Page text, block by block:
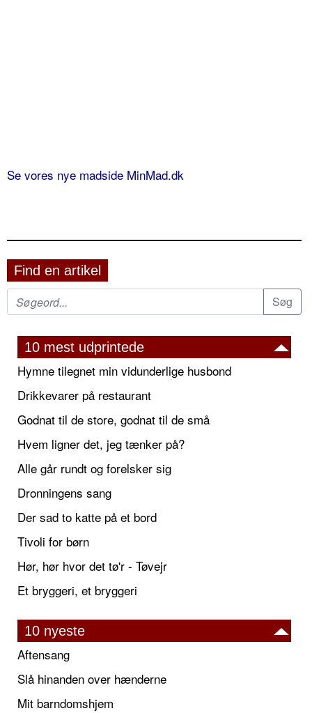
Se vores nye madside MinMad.dk
Find en artikel
10 mest udprintede
Hymne tilegnet min vidunderlige husbond
Drikkevarer på restaurant
Godnat til de store, godnat til de små
Hvem ligner det, jeg tænker på?
Alle går rundt og forelsker sig
Dronningens sang
Der sad to katte på et bord
Tivoli for børn
Hør, hør hvor det tø'r - Tøvejr
Et bryggeri, et bryggeri
10 nyeste
Aftensang
Slå hinanden over hænderne
Mit barndomshjem